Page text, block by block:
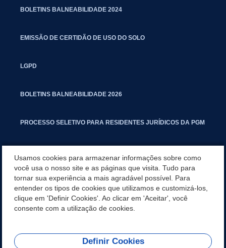
BOLETINS BALNEABILIDADE 2024
EMISSÃO DE CERTIDÃO DE USO DO SOLO
LGPD
BOLETINS BALNEABILIDADE 2026
PROCESSO SELETIVO PARA RESIDENTES JURÍDICOS DA PGM
MANUAL DE PROCEDIMENTOS IMOBILIÁRIOS SEINFRA
TURMINHA DO LAGO
Usamos cookies para armazenar informações sobre como
você usa o nosso site e as páginas que visita. Tudo para
tornar sua experiência a mais agradável possível. Para
entender os tipos de cookies que utilizamos e customizá-los,
clique em 'Definir Cookies'. Ao clicar em 'Aceitar', você
consente com a utilização de cookies.
Definir Cookies